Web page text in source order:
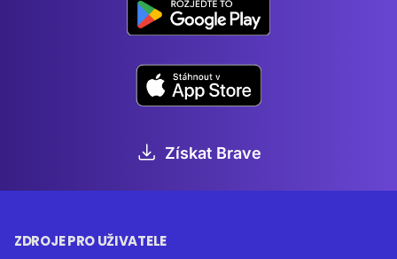
Získat Brave
ZDROJE PRO UŽIVATELE